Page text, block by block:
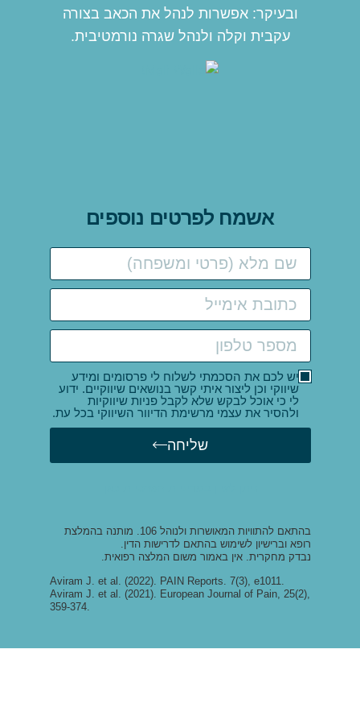
ובעיקר: אפשרות לנהל את הכאב בצורה
עקבית וקלה ולנהל שגרה נורמטיבית.
אשמח לפרטים נוספים
יש לכם את הסכמתי לשלוח לי פרסומים ומידע
שיווקי וכן ליצור איתי קשר בנושאים שיווקיים. ידוע
לי כי אוכל לבקש שלא לקבל פניות שיווקיות
ולהסיר את עצמי מרשימת הדיוור השיווקי בכל עת.
שליחה
בהתאם להתוויות המאושרות ולנוהל 106. מותנה בהמלצת
רופא וברישיון לשימוש בהתאם לדרישות הדין.
נבדק מחקרית. אין באמור משום המלצה רפואית.
Aviram J. et al. (2022). PAIN Reports. 7(3), e1011.
Aviram J. et al. (2021). European Journal of Pain, 25(2),
359-374.